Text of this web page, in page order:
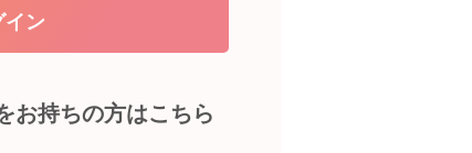
お持ちの方はこちら